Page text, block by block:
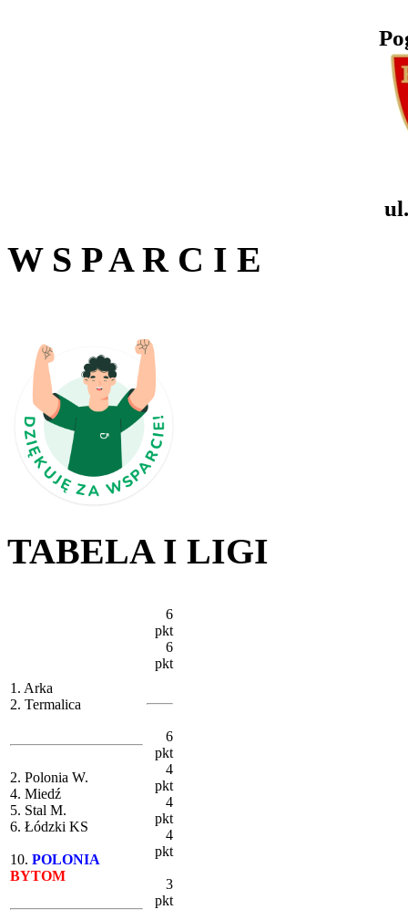
W S P A R C I E
TABELA I LIGI
1. Arka
2. Termalica
2. Polonia W.
4. Miedź
5. Stal M.
6. Łódzki KS
10. POLONIA
BYTOM
6
pkt
6
pkt
6
pkt
4
pkt
4
pkt
4
pkt
3
pkt